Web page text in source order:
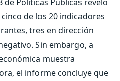
de los 20 indicadores
tres en dirección
Sin embargo, a
muestra
el informe concluye que